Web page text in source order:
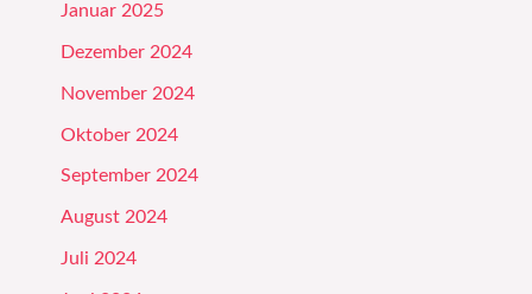
Januar 2025
Dezember 2024
November 2024
Oktober 2024
September 2024
August 2024
Juli 2024